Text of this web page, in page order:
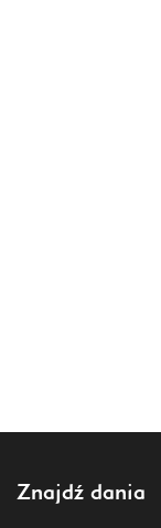
Znajdź dania